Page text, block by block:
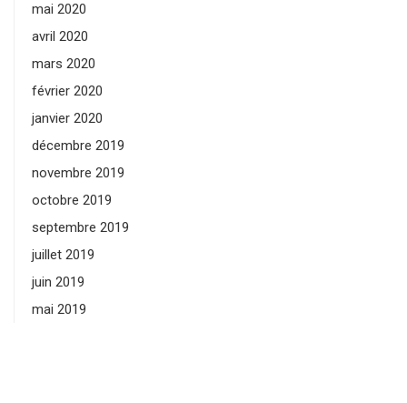
mai 2020
avril 2020
mars 2020
février 2020
janvier 2020
décembre 2019
novembre 2019
octobre 2019
septembre 2019
juillet 2019
juin 2019
mai 2019